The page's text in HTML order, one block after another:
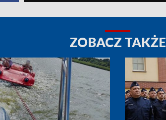
ZOBACZ TAKŻE